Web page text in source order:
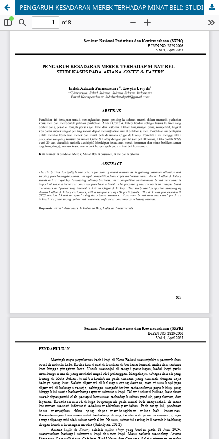
PENGARUH KESADARAN MEREK TERHADAP MINAT BELI: STUDI KASUS PADA ARIANA COFFE & EATERY